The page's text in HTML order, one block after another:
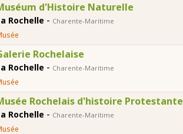
d'Histoire Naturelle
Rochelle - Charente-Maritime
Rochelaise
Rochelle - Charente-Maritime
Rochelais d'histoire Protestante
Rochelle - Charente-Maritime